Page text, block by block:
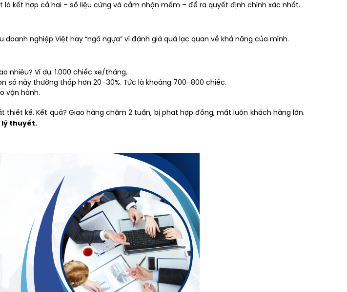
kết hợp cả hai – số liệu cứng và cảm nhận mềm – để ra quyết định chính xác nhất.
nghiệp Việt hay “ngã ngựa” vì đánh giá quá lạc quan về khả năng của mình.
nhiêu? Ví dụ: 1.000 chiếc xe/tháng.
số này thường thấp hơn 20–30%. Tức là khoảng 700–800 chiếc.
vận hành.
kế. Kết quả? Giao hàng chậm 2 tuần, bị phạt hợp đồng, mất luôn khách hàng lớn.
lý thuyết.